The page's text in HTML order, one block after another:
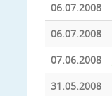
06.07.2008
06.07.2008
07.06.2008
31.05.2008